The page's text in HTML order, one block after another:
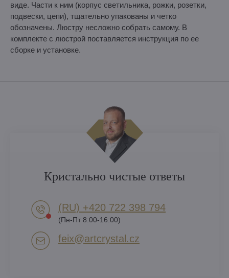
виде. Части к ним (корпус светильника, рожки, розетки,
подвески, цепи), тщательно упакованы и четко
обозначены. Люстру несложно собрать самому. В
комплекте с люстрой поставляется инструкция по ее
сборке и установке.
Кристально чистые ответы
(RU) +420 722 398 794​
(Пн-Пт 8:00-16:00)
feix​@artcrystal​.cz